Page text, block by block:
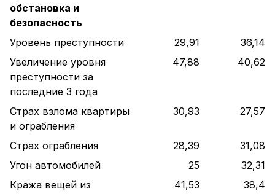
обстановка и
безопасность
Уровень преступности 29,91
36,14
Увеличение уровня
преступности за
последние 3 года
47,88 40,62
Страх взлома квартиры
и ограбления
30,93 27,57
Страх ограбления 28,39
31,08
Угон автомобилей
25
32,31
Кража вещей из
41,53 38,4